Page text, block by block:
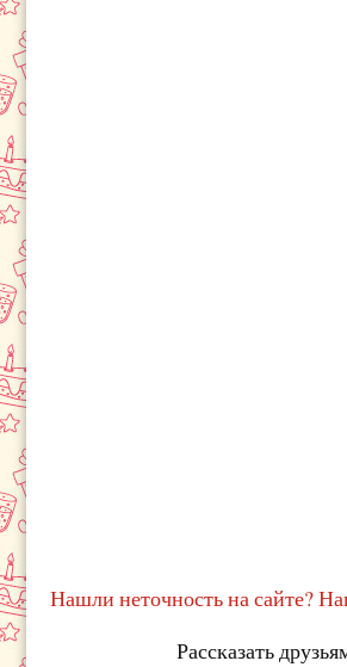
Нашли неточность на сайте?
Рассказать